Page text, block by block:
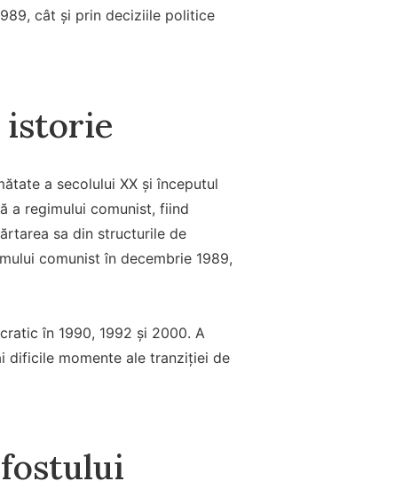
cât și prin deciziile politice
istorie
a secolului XX și începutul
a regimului comunist, fiind
sa din structurile de
comunist în decembrie 1989,
în 1990, 1992 și 2000. A
dificile momente ale tranziției de